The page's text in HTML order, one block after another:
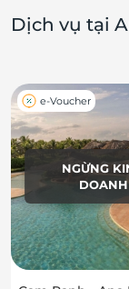
Dịch vụ tại
NGỪNG
DOANH
e-Voucher